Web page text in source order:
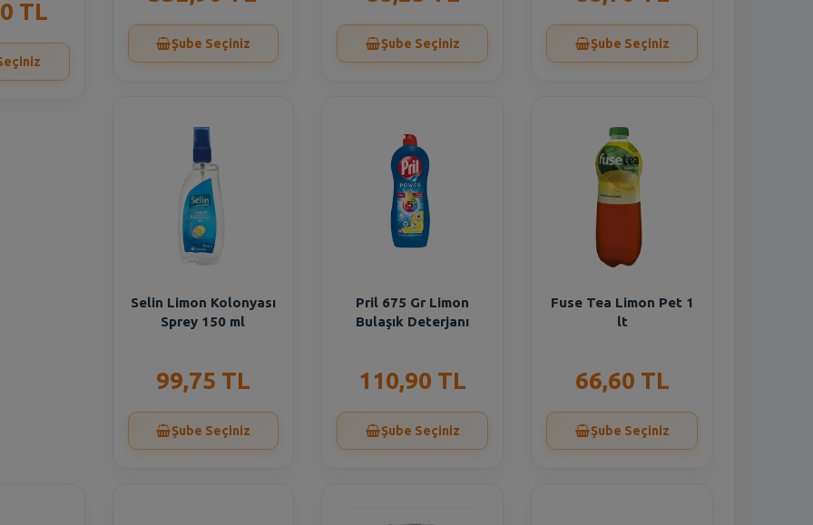
TL
Şube Seçiniz Şube Seçiniz Şube Seçiniz
Selin Limon Kolonyası
Sprey 150 ml
99,75 TL
Şube Seçiniz
Pril 675 Gr Limon
Bulaşık Deterjanı
110,90 TL
Şube Seçiniz
Fuse Tea Limon Pet 1
lt
66,60 TL
Şube Seçiniz